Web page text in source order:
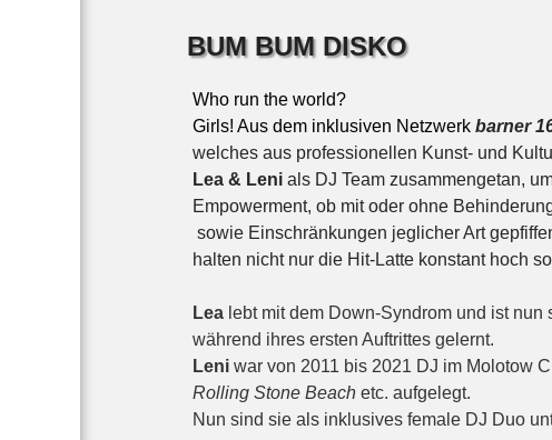
BUM BUM DISKO
Who run the world?
Girls! Aus dem inklusiven Netzwerk barner
welches aus professionellen Kunst- und
Lea & Lenials DJ Team zusammengetan,
Empowerment, ob mit oder ohne
sowie Einschränkungen jeglicher Art
halten nicht nur die Hit-Latte konstant hoch
Lealebt mit dem Down-Syndrom und ist nun
während ihres ersten Auftrittes gelernt.
Leniwar von 2011 bis 2021 DJ im Molotow
Rolling Stone Beachetc. aufgelegt.
Nun sind sie als inklusives female DJ Duo